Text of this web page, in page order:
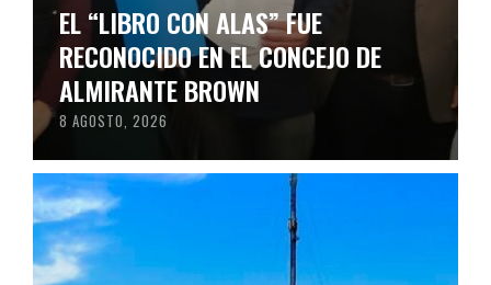
EL “LIBRO CON ALAS” FUE
RECONOCIDO EN EL CONCEJO DE
ALMIRANTE BROWN
8 AGOSTO, 2026